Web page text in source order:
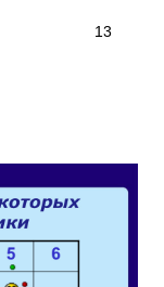
13